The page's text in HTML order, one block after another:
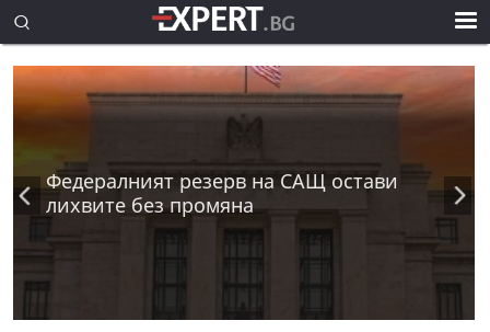
Федералният резерв на САЩ остави
лихвите без промяна